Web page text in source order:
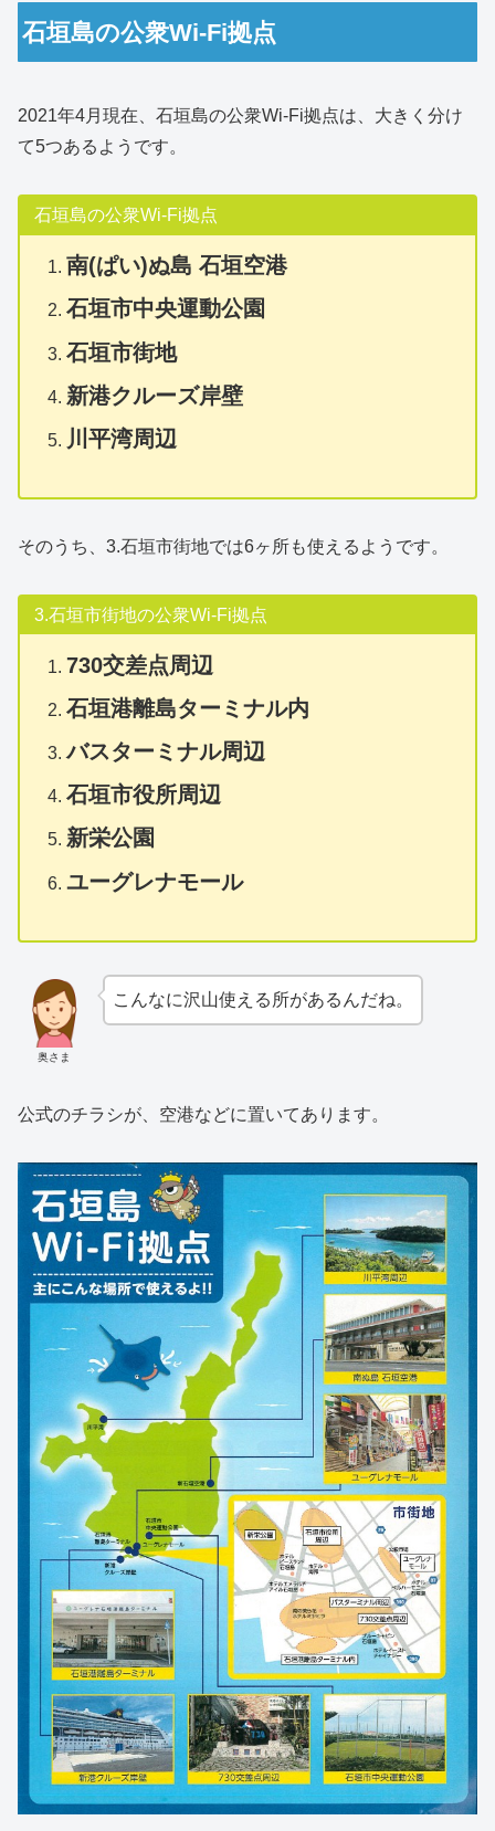
石垣島の公衆Wi-Fi拠点
2021年4月現在、石垣島の公衆Wi-Fi拠点は、大きく分け
て5つあるようです。
石垣島の公衆Wi-Fi拠点
南(ぱい)ぬ島 石垣空港
石垣市中央運動公園
石垣市街地
新港クルーズ岸壁
川平湾周辺
そのうち、3.石垣市街地では6ヶ所も使えるようです。
3.石垣市街地の公衆Wi-Fi拠点
730交差点周辺
石垣港離島ターミナル内
バスターミナル周辺
石垣市役所周辺
新栄公園
ユーグレナモール
奥さま
こんなに沢山使える所があるんだね。
公式のチラシが、空港などに置いてあります。